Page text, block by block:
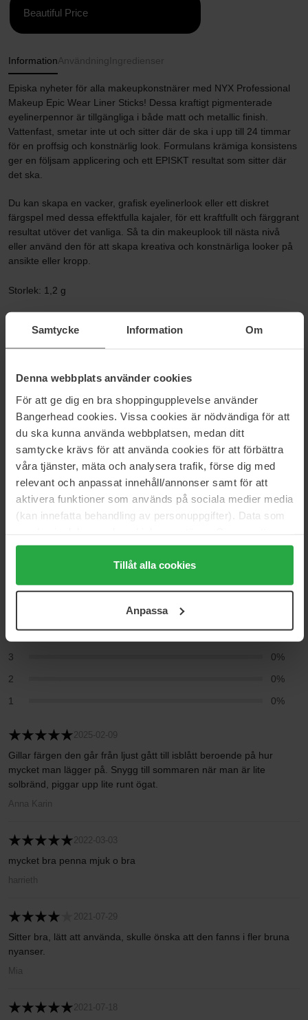
Samtycke Information Om
Denna webbplats använder cookies
För att ge dig en bra shoppingupplevelse använder
Bangerhead cookies. Vissa cookies är nödvändiga för att
du ska kunna använda webbplatsen, medan ditt
samtycke krävs för att använda cookies för att förbättra
våra tjänster, mäta och analysera trafik, förse dig med
relevant och anpassat innehåll/annonser samt för att
aktivera funktioner som används på sociala medier media
(kan innefatta behandling av personuppgifter). Data som
trycka på "Tillåt alla cookies" accepterar du alla cookies,
medan du under "Detaljer" kan anpassa användningen av
cookies. Du kan när som helst återkalla ditt samtycke.
Tillåt alla cookies
Anpassa
Beautiful Price
InformationAnvändning Ingredienser
Episka nyheter för alla makeupkonstnärer med NYX Professional
Makeup Epic Wear Liner Sticks! Dessa kraftigt pigmenterade
eyelinerpennor är tillgängliga i både matt och metallic finish.
Vattenfast, smetar inte ut och sitter där de ska i upp till 24 timmar
för en proffsig och konstnärlig look. Formulans krämiga konsistens
ger en följsam applicering och ett EPISKT resultat som sitter där
det ska.
Du kan skapa en vacker, grafisk eyelinerlook eller ett diskret
färgspel med dessa effektfulla kajaler, för ett kraftfullt och färggrant
resultat utöver det vanliga. Så ta din makeuplook till nästa nivå
eller använd den för att skapa kreativa och konstnärliga looker på
ansikte eller kropp.
Storlek: 1,2 g
Smink
Eyeliner & kajal
Epic Wear Liner Sticks
Recensioner (7) Frågor & svar (0)
4.7
3
0%
2
0%
1
0%
2025-02-09
Gillar färgen den går från ljust gått till isblått beroende på hur
mycket man lägger på. Snygg till sommaren när man är lite
solbränd, piggar upp lite runt ögat.
Anna Karin
2022-03-03
mycket bra penna mjuk o bra
harrieth
2021-07-29
Sitter bra, lätt att använda, skulle önska att den fanns i fler bruna
nyanser.
Mia
2021-07-18